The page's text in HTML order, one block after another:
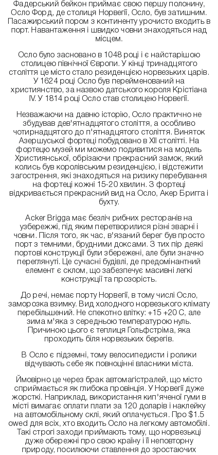
Фадерський бейкон приймає свою першу полонину,
Осло Форд, де столиця Норвегії, Осло, був затишним.
Пасажирський пором з континенту урочисто входить в
порт. Навантаження і швидко човни знаходяться над
місцем.
Осло було засновано в 1048 році і є найстарішою
столицею північної Європи. У кінці тринадцятого
століття це місто стало резиденцією норвезьких царів.
У 1624 році Осло був перейменований на
християнство, за назвою датського короля Крістіана
IV. У 1814 році Осло став столицею Норвегії.
Незважаючи на давню історію, Осло практично не
збудував дев'ятнадцятого століття, а особливо
чотирнадцятого до п'ятнадцятого століття. Виняток
Азершуської фортеці побудовано в XII столітті. На
фортецю музей ми можемо подивитися на модель
Християнської, обрізаючи прекрасний замок, який
колись був королівським резиденцією, і відстежити
загострення, які знаходяться на ризику перебування
на фортеці кожні 15-20 хвилин. З фортеці
відкривається прекрасний вид на Осло, Акер Бригга і
бухту.
Acker Brigga має безліч рибних ресторанів на
узбережжі, під яким перетворилися різні зварні і
човни. Після того, як час, в'язаний берег був просто
порт з темними, брудними доксами. З тих пір деякі
портові конструкції були збережені, але були значно
переглянуті. Це сучасні будівлі, де предомінантний
елемент є склом, що забезпечує масивні легкі
конструкції та прозорість.
До речі, немає порту Норвегії, в тому числі Осло,
заморозка взимку. Вид холодного норвезького клімату
перебільшений. Не спекотно влітку: +15 +20 С, але
зима м'яка з середньою температурою нуль.
Причиною цього є теплиця Гольфстріма, яка
проходить біля норвезьких берегів.
В Осло є підземні, тому велосипедисти і ролики
відчувають себе як повноцінні власники міста.
Ймовірно це через брак автомагістралей, що місто
сприймається як глибока провінція. У Норвегії дуже
жорсткі. Наприклад, використання кип'яченої гуми в
місті вимагає оплати плати за 120 доларів і наклейку
на автомобільному склі, який оплачується. Про $1.5
owed для всіх, хто входить Осло на легкому автомобілі.
Такі строгі заходи приймають тому, що норвезькці
дуже обережні про свою країну і її неповторну
природу, посилюючи ставлення до зростаючих